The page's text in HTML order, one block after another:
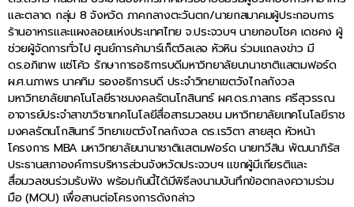
และตลาด กลุ่ม 8 จังหวัด ภาคกลางตะวันตก/นายกสมาคมผู้ประกอบการ
ร้านอาหารและแผงลอยแห่งประเทศไทย จ.ประจวบฯ นายกอบโชค เดชคง ผู้
ช่วยผู้จัดการทั่วไป ศูนย์การค้ามาร์เก็ตวิลเลจ หัวหิน ร่วมแถลงข่าว มี
ดร.อภิเทพ แซ่โค้ว รักษาการอธิการบดีมหาวิทยาลัยนานาชาติแสตมฟอร์ด
ผ.ศ.นภาพร นาคทิม รองอธิการบดี ประจำวิทยาเขตวังไกลกังวล
มหาวิทยาลัยเทคโนโลยีราชมงคลรัตนโกสินทร์ ผศ.ดร.ภาสกร ศรีสุวรรณ
อาจารย์ประจำสาขาวิชาเทคโนโลยีสื่อสารมวลชน มหาวิทยาลัยเทคโนโลยีราช
มงคลรัตนโกสินทร์ วิทยาเขตวังไกลกังวล ดร.เรวิตา สายสุด หัวหน้า
โครงการ MBA มหาวิทยาลัยนานาชาติแสตมฟอร์ด นายทวีสิน พัฒนาภิรัส
ประธานสภาองค์การบริหารส่วนจังหวัดประจวบฯ แขกผู้มีเกียรติและ
สื่อมวลชนร่วมรับฟัง พร้อมกันนี้ได้มีพิธีลงนามบันทึกข้อตกลงความร่วม
มือ (MOU) เพื่อสานต่อโครงการดังกล่าว